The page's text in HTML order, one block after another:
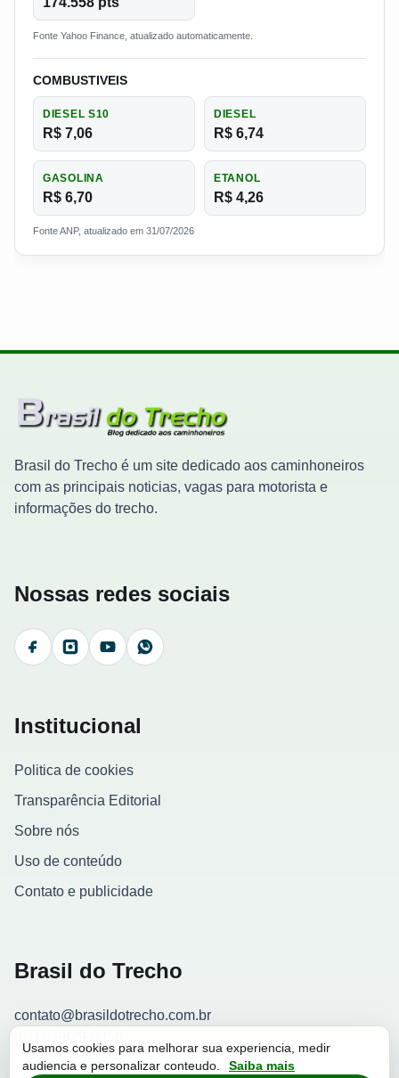
Fonte Yahoo Finance, atualizado automaticamente.
COMBUSTIVEIS
DIESEL S10
R$ 7,06
DIESEL
R$ 6,74
GASOLINA
R$ 6,70
ETANOL
R$ 4,26
Fonte ANP, atualizado em 31/07/2026
Brasil do Trecho é um site dedicado aos caminhoneiros
com as principais noticias, vagas para motorista e
informações do trecho.
Nossas redes sociais
FacebookInstagramYouTubeWhatsApp
Institucional
Politica de cookies
Transparência Editorial
Sobre nós
Uso de conteúdo
Contato e publicidade
Brasil do Trecho
contato@brasildotrecho.com.br
Contador de visitantes
Usamos cookies para melhorar sua experiencia, medir
audiencia e personalizar conteudo.
Saiba mais